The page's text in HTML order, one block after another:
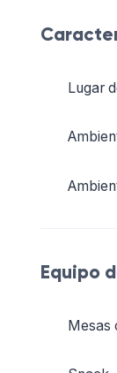
Lugar
Equipo
Mesas